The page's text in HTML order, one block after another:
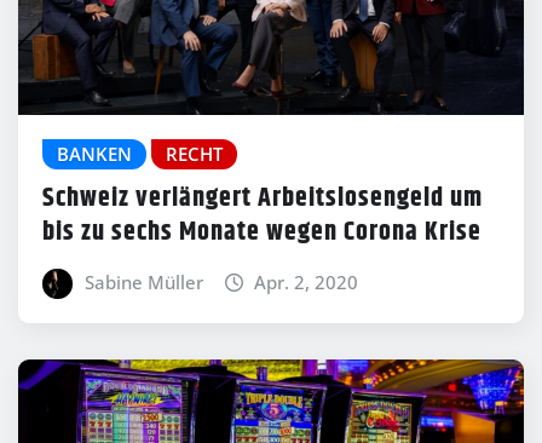
BANKEN RECHT
Schweiz verlängert Arbeitslosengeld um
bis zu sechs Monate wegen Corona Krise
Sabine Müller Apr. 2, 2020